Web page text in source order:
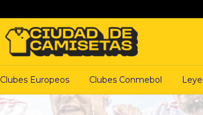
Clubes Europeos Clubes Conmebol